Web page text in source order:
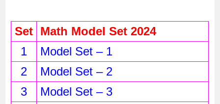
Set Math Model Set 2024
1
Model Set – 1
2
Model Set – 2
3
Model Set – 3